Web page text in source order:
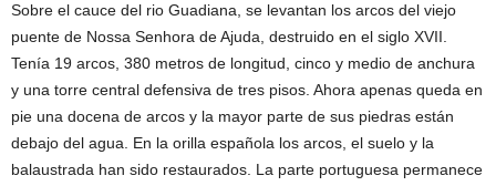
Sobre el cauce del rio Guadiana, se levantan los arcos del viejo
puente de Nossa Senhora de Ajuda, destruido en el siglo XVII.
Tenía 19 arcos, 380 metros de longitud, cinco y medio de anchura
y una torre central defensiva de tres pisos. Ahora apenas queda en
pie una docena de arcos y la mayor parte de sus piedras están
debajo del agua. En la orilla española los arcos, el suelo y la
balaustrada han sido restaurados. La parte portuguesa permanece